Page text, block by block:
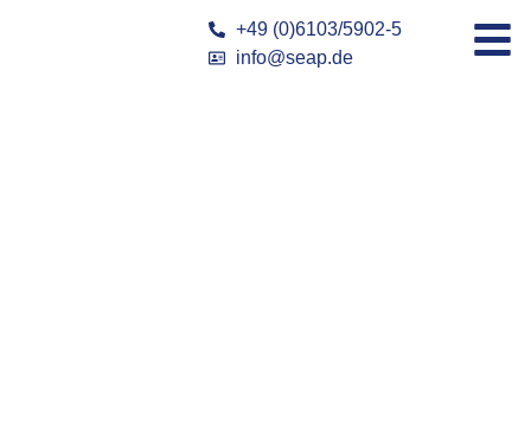
+49 (0)6103/5902-5
info@seap.de